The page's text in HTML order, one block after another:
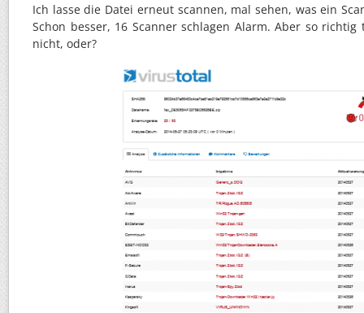
Ich lasse die Datei erneut scannen, mal sehen, was ein
Schon besser, 16 Scanner schlagen Alarm. Aber so
nicht, oder?